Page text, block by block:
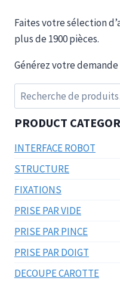
Faites votre sélection
plus de 1900 pièces.
Générez votre
Recherche
pour :
PRODUCT
INTERFACE ROBOT
STRUCTURE
FIXATIONS
PRISE PAR VIDE
PRISE PAR PINCE
PRISE PAR DOIGT
DECOUPE CAROTTE